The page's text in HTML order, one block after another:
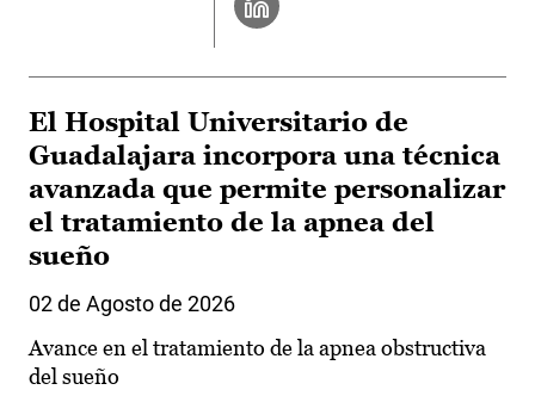
El Hospital Universitario de
Guadalajara incorpora una técnica
avanzada que permite personalizar
el tratamiento de la apnea del
sueño
02 de Agosto de 2026
Avance en el tratamiento de la apnea obstructiva
del sueño